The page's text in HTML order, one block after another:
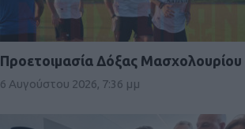
Προετοιμασία Δόξας Μασχολουρίου
6 Αυγούστου 2026, 7:36 μμ